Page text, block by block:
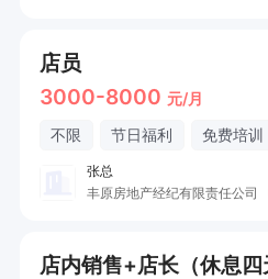
店员
3000-8000 元/月
不限 节日福利 免费培训
张总
丰原房地产经纪有限责任公司
店内销售+店长（休息四